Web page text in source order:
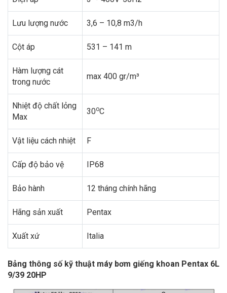
Lưu lượng nước 3,6 – 10,8 m3/h
Cột áp 531 – 141 m
Hàm lượng cát
trong nước
max 400 gr/m³
Nhiệt độ chất lỏng
Max
30oC
Vật liệu cách nhiệt F
Cấp độ bảo vệ IP68
Bảo hành 12 tháng chính hãng
Hãng sản xuất Pentax
Xuất xứ Italia
Bảng thông số kỹ thuật máy bơm giếng khoan Pentax 6L
9/39 20HP